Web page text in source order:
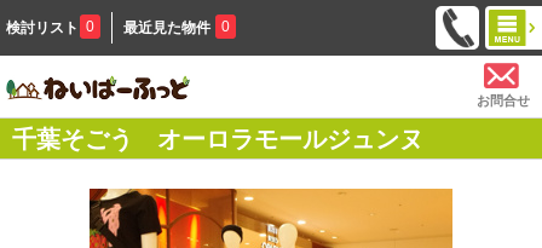
検討リスト 0 最近見た物件 0
お問合せ
千葉そごう オーロラモールジュンヌ